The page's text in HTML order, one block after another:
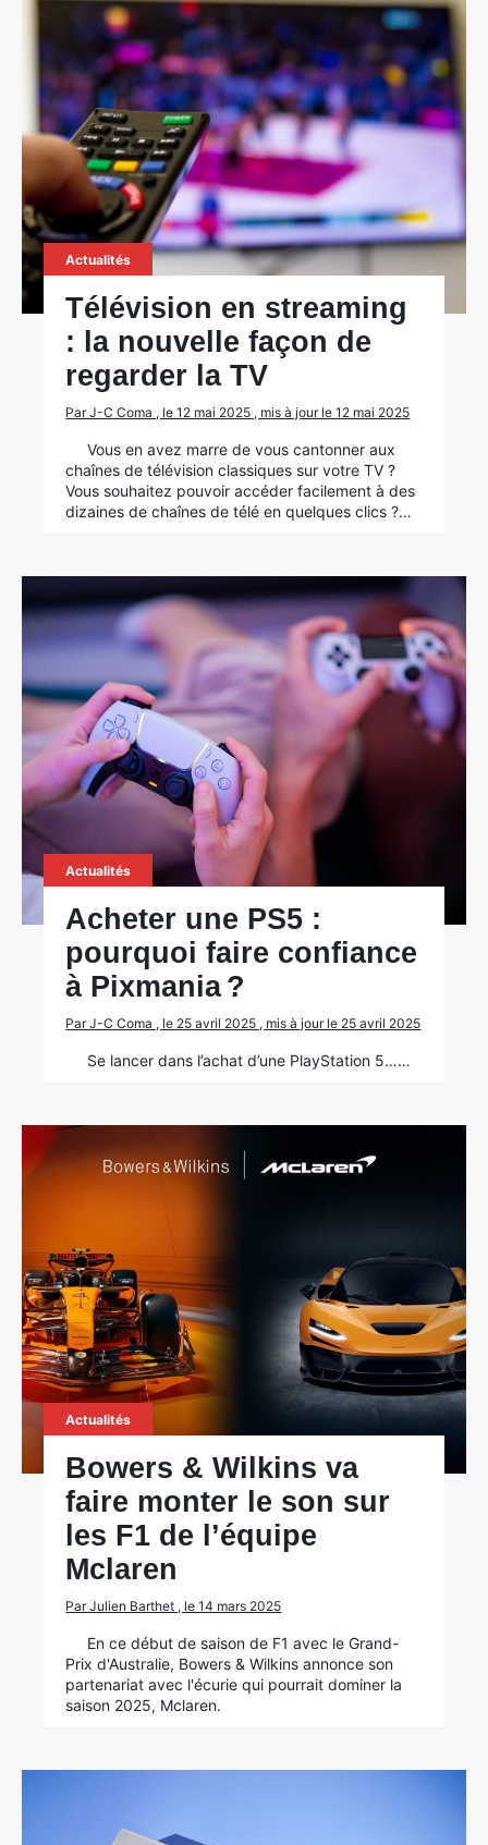
Actualités
Télévision en streaming
: la nouvelle façon de
regarder la TV
Par J-C Coma , le 12 mai 2025 , mis à jour le 12 mai 2025
Vous en avez marre de vous cantonner aux
chaînes de télévision classiques sur votre TV ?
Vous souhaitez pouvoir accéder facilement à des
dizaines de chaînes de télé en quelques clics ?…
Actualités
Acheter une PS5 :
pourquoi faire confiance
à Pixmania ?
Par J-C Coma , le 25 avril 2025 , mis à jour le 25 avril 2025
Se lancer dans l’achat d’une PlayStation 5……
Actualités
Bowers & Wilkins va
faire monter le son sur
les F1 de l’équipe
Mclaren
Par Julien Barthet , le 14 mars 2025
En ce début de saison de F1 avec le Grand-
Prix d'Australie, Bowers & Wilkins annonce son
partenariat avec l'écurie qui pourrait dominer la
saison 2025, Mclaren.
×
Rechercher